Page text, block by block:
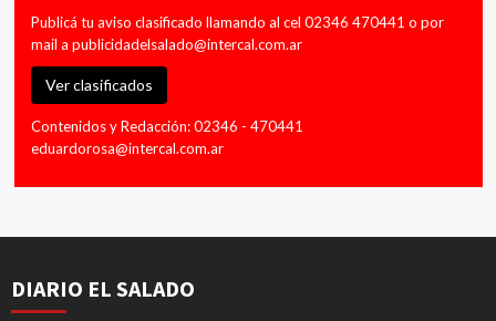
Publicá tu aviso clasificado llamando al cel 02346 470441 o por
mail a publicidadelsalado@intercal.com.ar
Ver clasificados
Contenidos y Redacción: 02346 - 470441
eduardorosa@intercal.com.ar
DIARIO EL SALADO